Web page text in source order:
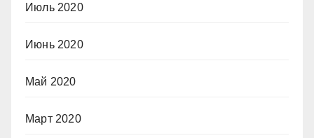
Июль 2020
Июнь 2020
Май 2020
Март 2020